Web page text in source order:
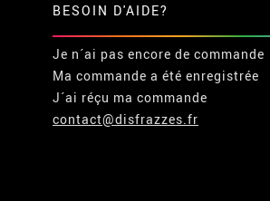
BESOIN D'AIDE?
Je n´ai pas encore de commande
Ma commande a été enregistrée
J´ai réçu ma commande
contact@disfrazzes.fr